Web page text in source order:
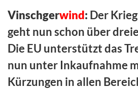
Vinschgerwind: Der
geht nun schon über
Die EU unterstützt das
nun unter Inkaufnahme
Kürzungen in allen